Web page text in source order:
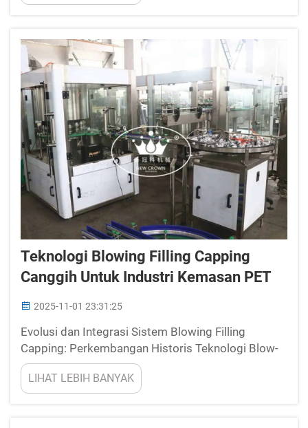
pembotolan minyak goreng telah meningkatkan
Teknologi Blowing Filling Capping
Canggih Untuk Industri Kemasan PET
2025-11-01 23:31:25
Evolusi dan Integrasi Sistem Blowing Filling
Capping: Perkembangan Historis Teknologi Blow-
Fill-Seal. Teknologi blow-fill-seal (BFS) pertama kali
muncul pada tahun 1960-an ketika produsen
membutuhkan cara untuk membuat wadah steril
LIHAT LEBIH BANYAK